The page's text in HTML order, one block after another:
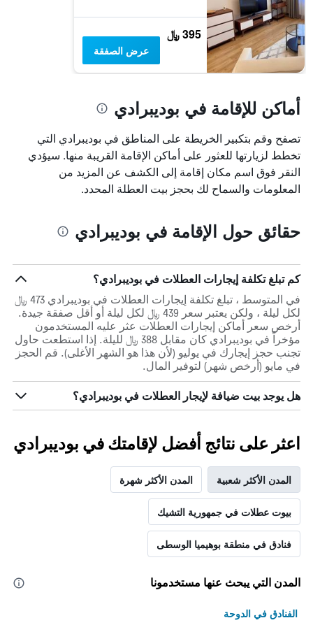
395 ﷼
عرض الصفقة
أماكن للإقامة في بوديبرادي
تصفح وقم بتكبير الخريطة على المناطق في بوديبرادي التي
تخطط لزيارتها للعثور على أماكن الإقامة القريبة منها. سيؤدي
النقر فوق اسم مكان إقامة إلى الكشف عن المزيد من
المعلومات والسماح لك بحجز بيت العطلة المحدد.
حقائق حول الإقامة في بوديبرادي
كم تبلغ تكلفة إيجارات العطلات في بوديبرادي؟
في المتوسط ، تبلغ تكلفة إيجارات العطلات في بوديبرادي 473 ﷼
لكل ليلة ، ولكن يعتبر سعر 439 ﷼ لكل ليلة أو أقل صفقة جيدة.
أرخص سعر أماكن إيجارات العطلات عثر عليه المستخدمون
مؤخراً في بوديبرادي كان مقابل 388 ﷼ لليلة. إذا استطعت حاول
تجنب حجز إيجارك في يوليو (لأن هذا هو الشهر الأغلى). قم الحجز
في مايو (أرخص شهر) لتوفير المال.
هل يوجد بيت ضيافة لإيجار العطلات في بوديبرادي؟
اعثر على نتائج أفضل لإقامتك في بوديبرادي
المدن الأكثر شعبية المدن الأكثر شهرة
بيوت عطلات في جمهورية التشيك
فنادق في منطقة بوهيميا الوسطى
المدن التي يبحث عنها مستخدمونا
الفنادق في الدوحة